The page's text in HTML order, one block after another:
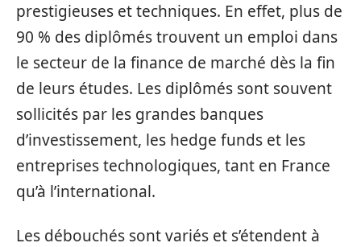
prestigieuses et techniques. En effet, plus de
90 % des diplômés trouvent un emploi dans
le secteur de la finance de marché dès la fin
de leurs études. Les diplômés sont souvent
sollicités par les grandes banques
d’investissement, les hedge funds et les
entreprises technologiques, tant en France
qu’à l’international.
Les débouchés sont variés et s’étendent à